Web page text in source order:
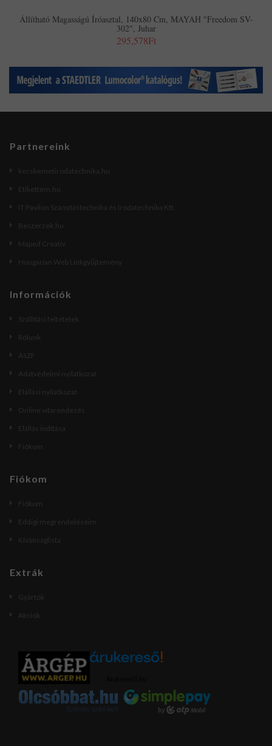
Állítható Magasságú Íróasztal, 140x80 Cm, MAYAH "Freedom SV-
302", Juhar
295,578Ft
Partnereink
kecskemetirodatechnika.hu
Etikettem.hu
IT Pavilon Számítástechnika és Irodatechnika Kft.
Beszerzek.hu
Maped Creativ
Hungarian Web Linkgyűjtemény
Információk
Szállítási feltételek
Rólunk
ÁSZF
Adatvédelmi nyilatkozat
Elállási nyilatkozat
Online vitarendezés
Elállás indítása
Fiókom
Fiókom
Fiókom
Eddigi megrendeléseim
Kívánságlista
Extrák
Gyártók
Akciók